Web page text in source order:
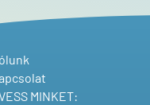
MINKET: